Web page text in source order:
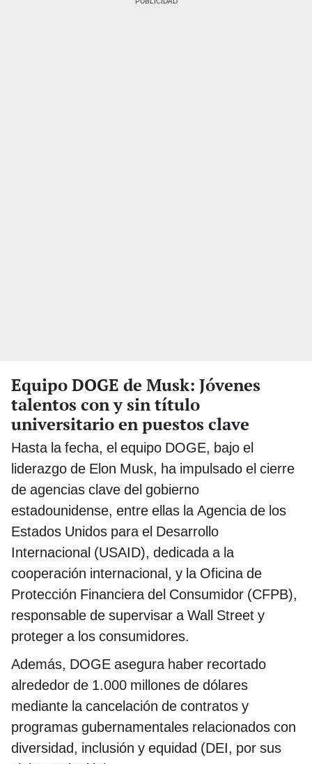
Equipo DOGE de Musk: Jóvenes
talentos con y sin título
universitario en puestos clave
Hasta la fecha, el equipo DOGE, bajo el
liderazgo de Elon Musk, ha impulsado el cierre
de agencias clave del gobierno
estadounidense, entre ellas la Agencia de los
Estados Unidos para el Desarrollo
Internacional (USAID), dedicada a la
cooperación internacional, y la Oficina de
Protección Financiera del Consumidor (CFPB),
responsable de supervisar a Wall Street y
proteger a los consumidores.
Además, DOGE asegura haber recortado
alrededor de 1.000 millones de dólares
mediante la cancelación de contratos y
programas gubernamentales relacionados con
diversidad, inclusión y equidad (DEI, por sus